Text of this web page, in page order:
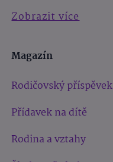
Zobrazit více
Magazín
Rodičovský příspěvek
Přídavek na dítě
Rodina a vztahy